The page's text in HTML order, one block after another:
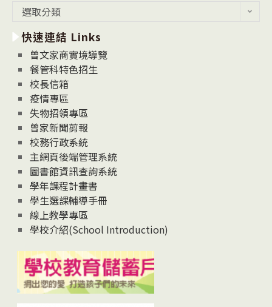
消
息
News
選取分類
快速連結 Links
曾文家商實境導覽
餐管科特色招生
校長信箱
疫情專區
失物招領專區
曾家新聞剪報
校務行政系統
主網頁後端管理系統
圖書館資訊查詢系統
學年課程計畫書
學生選課輔導手冊
線上教學專區
學校介紹(School Introduction)